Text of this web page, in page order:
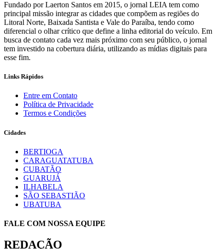
Fundado por Laerton Santos em 2015, o jornal LEIA tem como
principal missão integrar as cidades que compõem as regiões do
Litoral Norte, Baixada Santista e Vale do Paraíba, tendo como
diferencial o olhar crítico que define a linha editorial do veículo. Em
busca de contato cada vez mais próximo com seu público, o jornal
tem investido na cobertura diária, utilizando as mídias digitais para
esse fim.
Links Rápidos
Entre em Contato
Política de Privacidade
Termos e Condições
Cidades
BERTIOGA
CARAGUATATUBA
CUBATÃO
GUARUJÁ
ILHABELA
SÃO SEBASTIÃO
UBATUBA
FALE COM NOSSA EQUIPE
REDAÇÃO